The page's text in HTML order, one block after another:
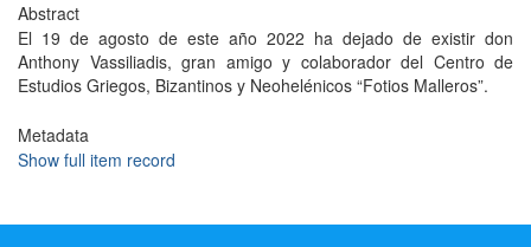
Abstract
El 19 de agosto de este año 2022 ha dejado de existir don
Anthony Vassiliadis, gran amigo y colaborador del Centro de
Estudios Griegos, Bizantinos y Neohelénicos “Fotios Malleros”.
Metadata
Show full item record